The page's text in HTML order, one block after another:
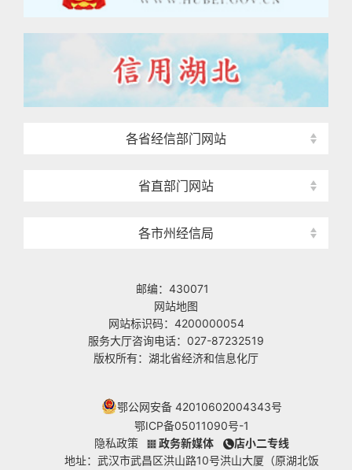
各省经信部门网站
省直部门网站
各市州经信局
邮编：430071
网站地图
网站标识码：4200000054
服务大厅咨询电话：027-87232519
版权所有：湖北省经济和信息化厅
鄂公网安备 42010602004343号
鄂ICP备05011090号-1
隐私政策
政务新媒体
店小二专线
地址：武汉市武昌区洪山路10号洪山大厦（原湖北饭